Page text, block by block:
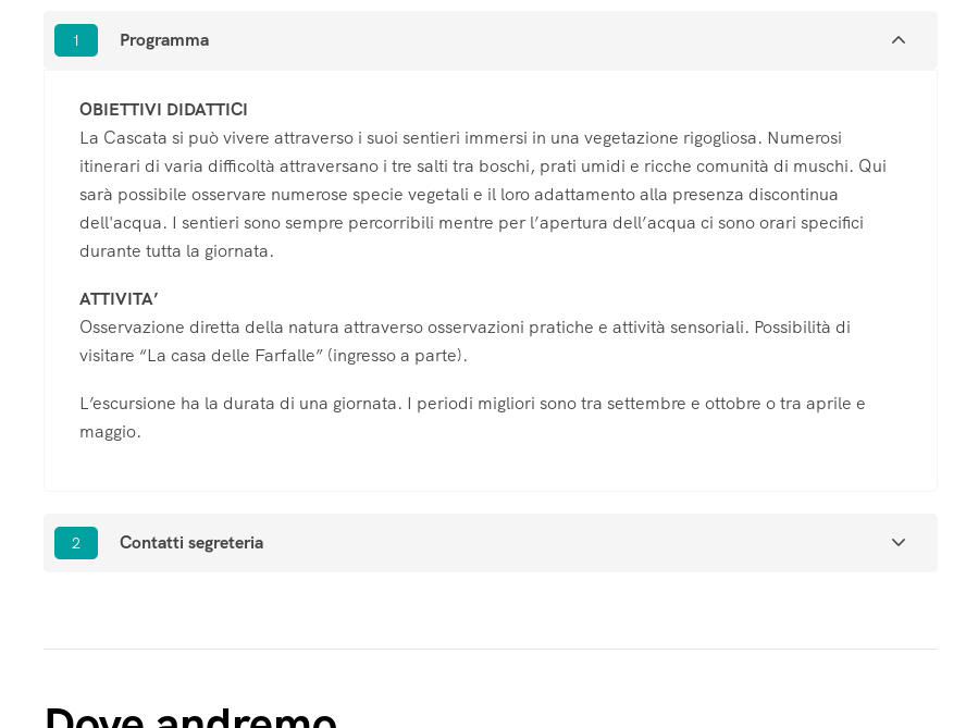
1 Programma
OBIETTIVI DIDATTICI
La Cascata si può vivere attraverso i suoi sentieri immersi in una vegetazione rigogliosa. Numerosi
itinerari di varia difficoltà attraversano i tre salti tra boschi, prati umidi e ricche comunità di muschi. Qui
sarà possibile osservare numerose specie vegetali e il loro adattamento alla presenza discontinua
dell'acqua. I sentieri sono sempre percorribili mentre per l’apertura dell’acqua ci sono orari specifici
durante tutta la giornata.
ATTIVITA’
Osservazione diretta della natura attraverso osservazioni pratiche e attività sensoriali. Possibilità di
visitare “La casa delle Farfalle” (ingresso a parte).
L’escursione ha la durata di una giornata. I periodi migliori sono tra settembre e ottobre o tra aprile e
maggio.
2 Contatti segreteria